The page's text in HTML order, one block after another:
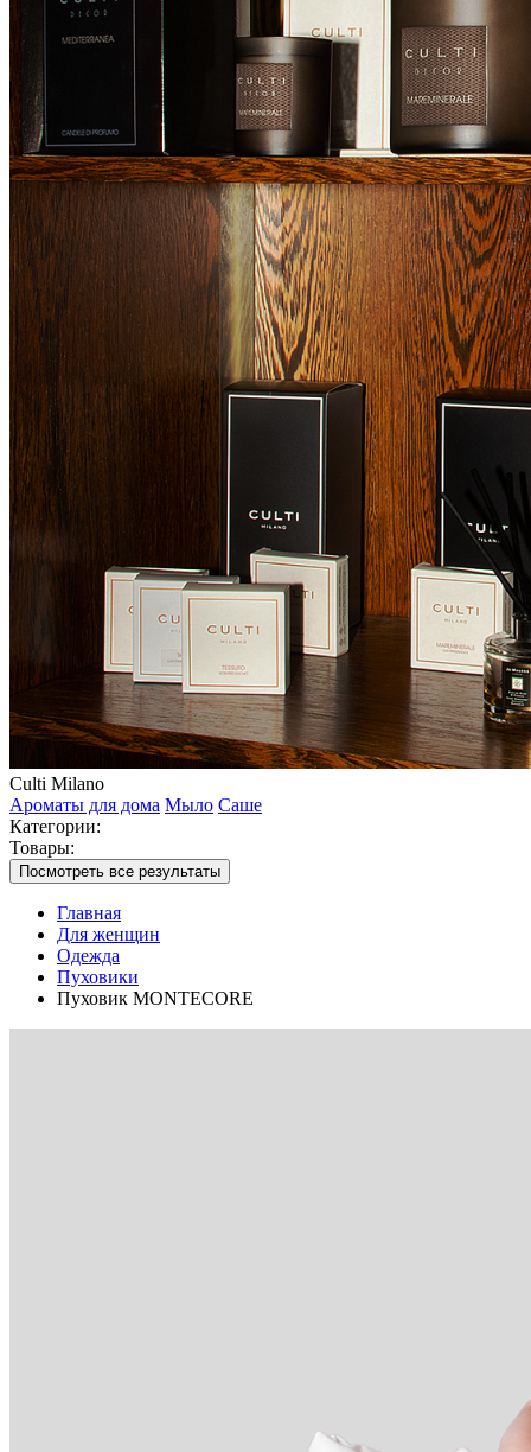
Culti Milano
Ароматы для дома Мыло Саше
Категории:
Товары:
Посмотреть все результаты
Главная
Для женщин
Одежда
Пуховики
Пуховик MONTECORE